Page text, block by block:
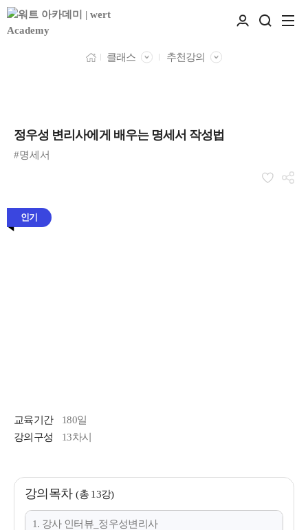
클래스 추천강의
정우성 변리사에게 배우는 명세서 작성법
#명세서
인기
교육기간
180일
강의구성
13차시
강의목차 (총 13강)
1. 강사 인터뷰_정우성변리사